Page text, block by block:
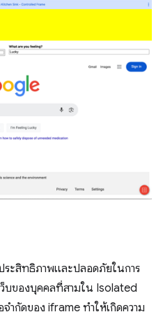
ะสิทธิภาพและปลอดภัยในการ
บของบุคคลที่สามใน Isolated
ำกัดของ iframe ทำให้เกิดความ